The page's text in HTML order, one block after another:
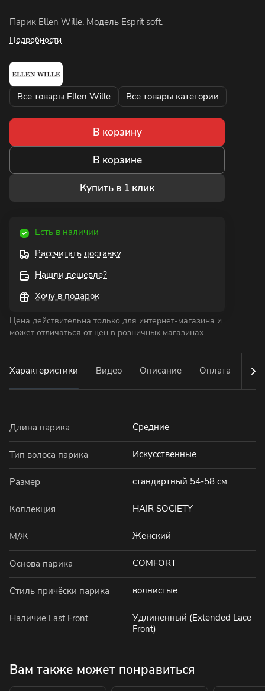
Парик Ellen Wille. Модель Esprit soft.
Подробности
Все товары Ellen Wille Все товары категории
В корзину
В корзине
Купить в 1 клик
Есть в наличии
Рассчитать доставку
Нашли дешевле?
Хочу в подарок
Цена действительна только для интернет-магазина и
может отличаться от цен в розничных магазинах
Характеристики Видео Описание Оплата
Длина парика Средние
Тип волоса парика Искусственные
Размер стандартный 54-58 см.
Коллекция HAIR SOCIETY
М/Ж Женский
Основа парика COMFORT
Стиль причёски парика волнистые
Наличие Last Front
Удлиненный (Extended Lace
Front)
Вам также может понравиться